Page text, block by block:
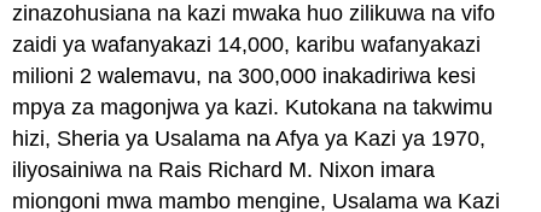
zinazohusiana na kazi mwaka huo zilikuwa na vifo
zaidi ya wafanyakazi 14,000, karibu wafanyakazi
milioni 2 walemavu, na 300,000 inakadiriwa kesi
mpya za magonjwa ya kazi. Kutokana na takwimu
hizi, Sheria ya Usalama na Afya ya Kazi ya 1970,
iliyosainiwa na Rais Richard M. Nixon imara
miongoni mwa mambo mengine, Usalama wa Kazi